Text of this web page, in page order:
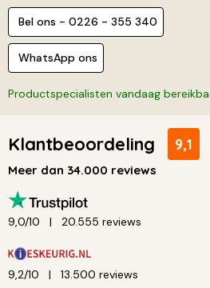
Bel ons - 0226 - 355 340
WhatsApp ons
Productspecialisten vandaag
Klantbeoordeling 9,1
Meer dan 34.000 reviews
9,0/10 20.555 reviews
9,2/10 13.500 reviews